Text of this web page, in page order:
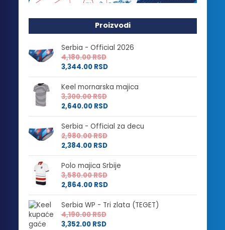
Proizvodi
Serbia - Official 2026
4,180.00RSD
3,344.00 RSD
Keel mornarska majica
3,300.00RSD
2,640.00 RSD
Serbia - Official za decu
2,980.00RSD
2,384.00 RSD
Polo majica Srbije
3,580.00RSD
2,864.00 RSD
Serbia WP - Tri zlata (TEGET)
4,190.00RSD
3,352.00 RSD